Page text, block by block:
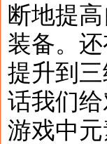
断地提
装备。
提升到
话我们
游戏中